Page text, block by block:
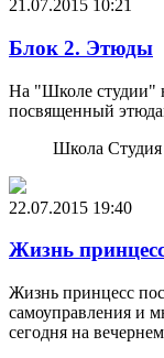
21.07.2015 10:21
Блок 2. Этюды
На "Школе студии"
посвященный
Школа Студия
22.07.2015 19:40
Жизнь
Жизнь принцесс
самоуправления и
сегодня на